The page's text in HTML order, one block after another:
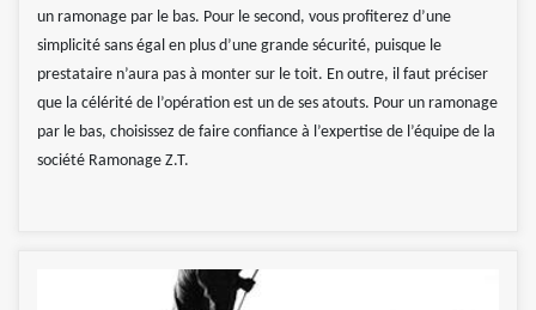
un ramonage par le bas. Pour le second, vous profiterez d’une
simplicité sans égal en plus d’une grande sécurité, puisque le
prestataire n’aura pas à monter sur le toit. En outre, il faut préciser
que la célérité de l’opération est un de ses atouts. Pour un ramonage
par le bas, choisissez de faire confiance à l’expertise de l’équipe de la
société Ramonage Z.T.